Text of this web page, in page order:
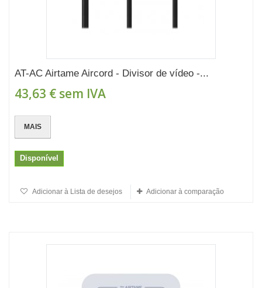
AT-AC Airtame Aircord - Divisor de vídeo -...
43,63 € sem IVA
MAIS
Disponível
Adicionar à Lista de desejos Adicionar à comparação